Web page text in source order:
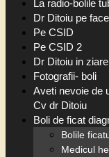
La radio-bolile
Dr Ditoiu pe
Pe CSID
Pe CSID 2
Dr Ditoiu in ziare
Fotografii- boli
Aveti nevoie de
Cv dr Ditoiu
Boli de ficat
Bolile
Medicul